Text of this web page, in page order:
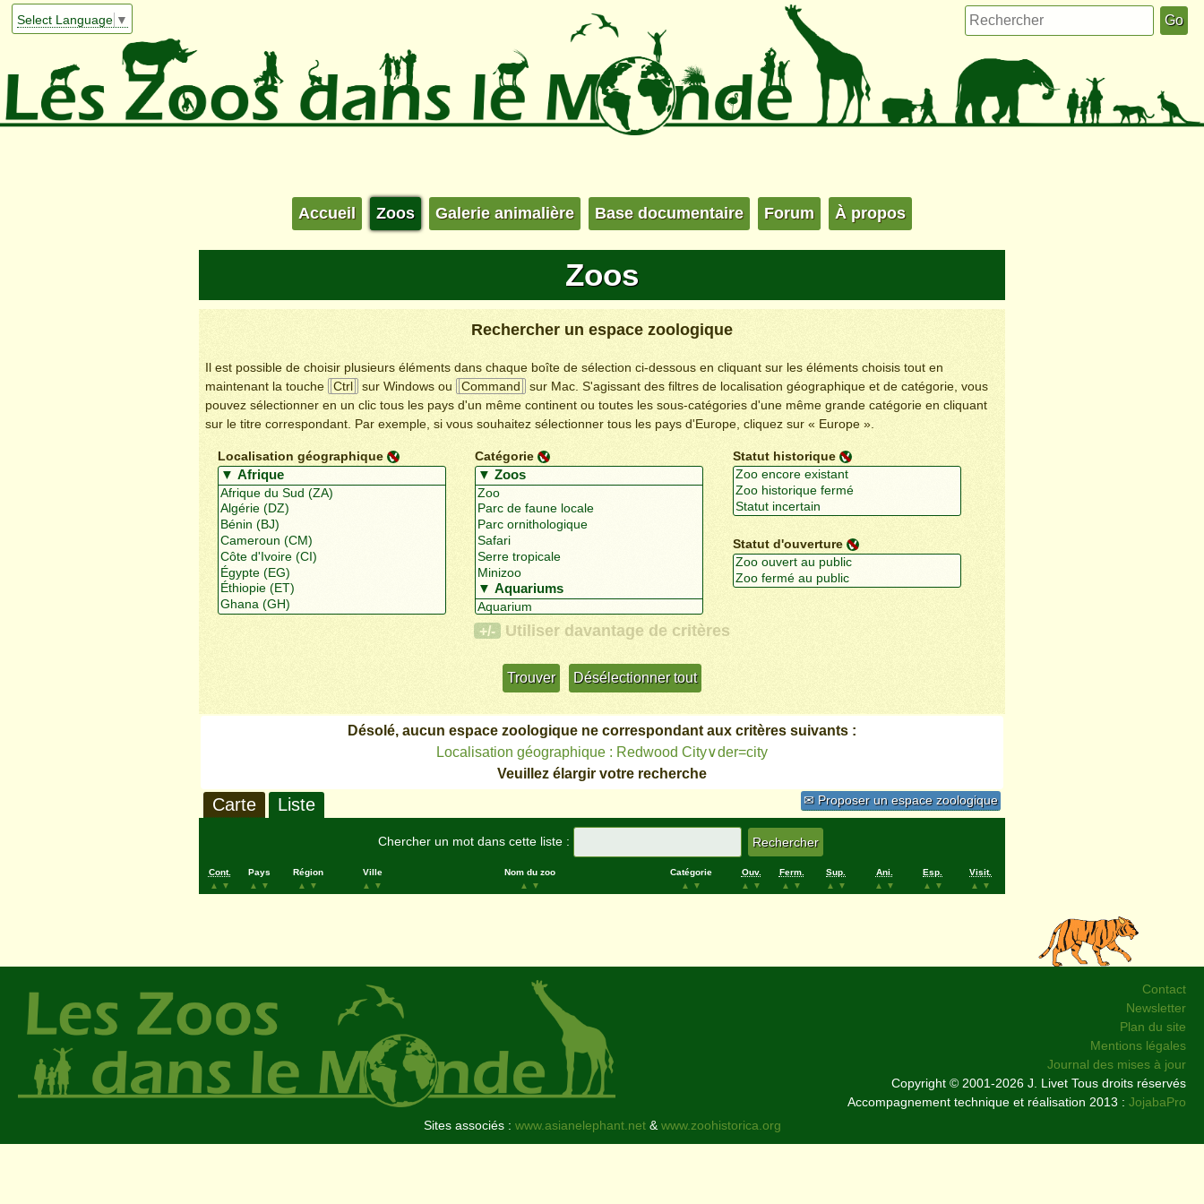
Select Language ▼
Accueil Zoos Galerie animalière Base documentaire Forum À propos
Zoos
Rechercher un espace zoologique
Il est possible de choisir plusieurs éléments dans chaque boîte de sélection ci-dessous en cliquant sur les éléments choisis tout en
maintenant la touche
Ctrl sur Windows ou Command
sur Mac. S'agissant des filtres de localisation géographique et de catégorie, vous
pouvez sélectionner en un clic tous les pays d'un même continent ou toutes les sous-catégories d'une même grande catégorie en cliquant
sur le titre correspondant. Par exemple, si vous souhaitez sélectionner tous les pays d'Europe, cliquez sur « Europe ».
Localisation géographique Catégorie Statut historique
Statut d'ouverture
+/- Utiliser davantage de critères
Désolé, aucun espace zoologique ne correspondant aux critères suivants :
Localisation géographique : Redwood City∨der=city
Veuillez élargir votre recherche
✉ Proposer un espace zoologique
Carte Liste
Chercher un mot dans cette liste :
Cont.
▲
▼
Pays
▲
▼
Région
▲
▼
Ville
▲
▼
Nom du zoo
▲
▼
Catégorie
▲
▼
Ouv.
▲
▼
Ferm.
▲
▼
Sup.
▲
▼
Ani.
▲
▼
Esp.
▲
▼
Visit.
▲
▼
Contact
Newsletter
Plan du site
Mentions légales
Journal des mises à jour
Copyright © 2001-2026 J. Livet Tous droits réservés
Accompagnement technique et réalisation 2013 : JojabaPro
Sites associés : www.asianelephant.net&www.zoohistorica.org